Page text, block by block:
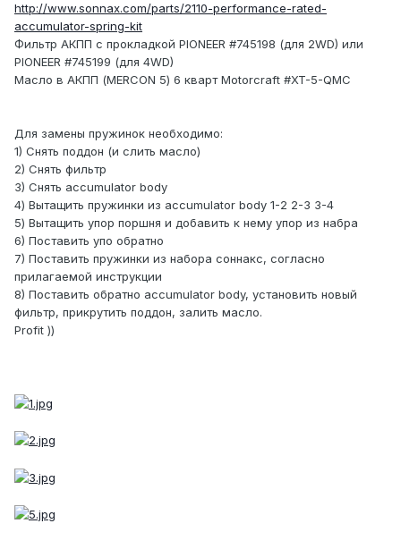
http://www.sonnax.com/parts/2110-performance-rated-
accumulator-spring-kit
Фильтр АКПП с прокладкой PIONEER #745198 (для 2WD) или
PIONEER #745199 (для 4WD)
Масло в АКПП (MERCON 5) 6 кварт Motorcraft #XT-5-QMC
Для замены пружинок необходимо:
1) Снять поддон (и слить масло)
2) Снять фильтр
3) Снять accumulator body
4) Вытащить пружинки из accumulator body 1-2 2-3 3-4
5) Вытащить упор поршня и добавить к нему упор из набра
6) Поставить упо обратно
7) Поставить пружинки из набора соннакс, согласно
прилагаемой инструкции
8) Поставить обратно accumulator body, установить новый
фильтр, прикрутить поддон, залить масло.
Profit ))